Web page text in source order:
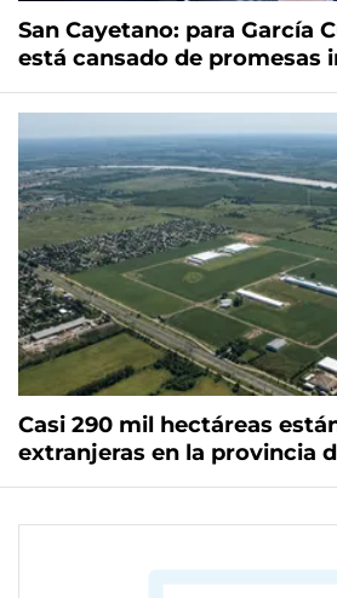
San Cayetano: para García
está cansado de promesas
Casi 290 mil hectáreas
extranjeras en la provincia